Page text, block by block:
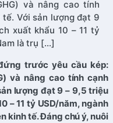
và nâng cao tính
Với sản lượng đạt 9
xuất khẩu 10 – 11 tỷ
là trụ […]
trước yêu cầu kép:
và nâng cao tính cạnh
lượng đạt 9 – 9,5 triệu
– 11 tỷ USD/năm, ngành
kinh tế. Đáng chú ý, nuôi